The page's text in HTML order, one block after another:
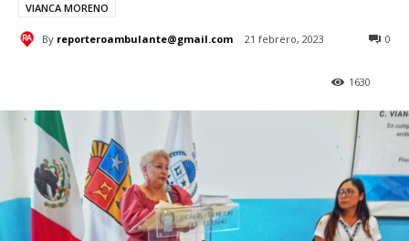
VIANCA MORENO
By reporteroambulante@gmail.com 21 febrero, 2023 0
1630